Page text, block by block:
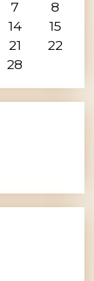
7
8
14
15
21
22
28